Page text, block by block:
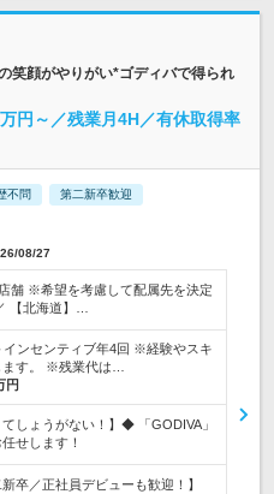
笑顔がやりがい*ゴディバで得られ
円～／残業月4H／有休取得率
不問 第二新卒歓迎
08/27
舗 ※希望を考慮して配属先を決定
【北海道】…
インセンティブ年4回 ※経験やスキ
ます。 ※残業代は…
円
しょうがない！】◆ 「GODIVA」
せします！
卒／正社員デビューも歓迎！】